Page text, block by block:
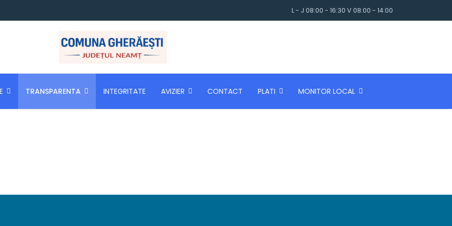
L - J 08:00 - 16:30 V 08:00 - 14:00
TRANSPARENTA INTEGRITATE AVIZIER CONTACT PLATI MONITOR LOCAL